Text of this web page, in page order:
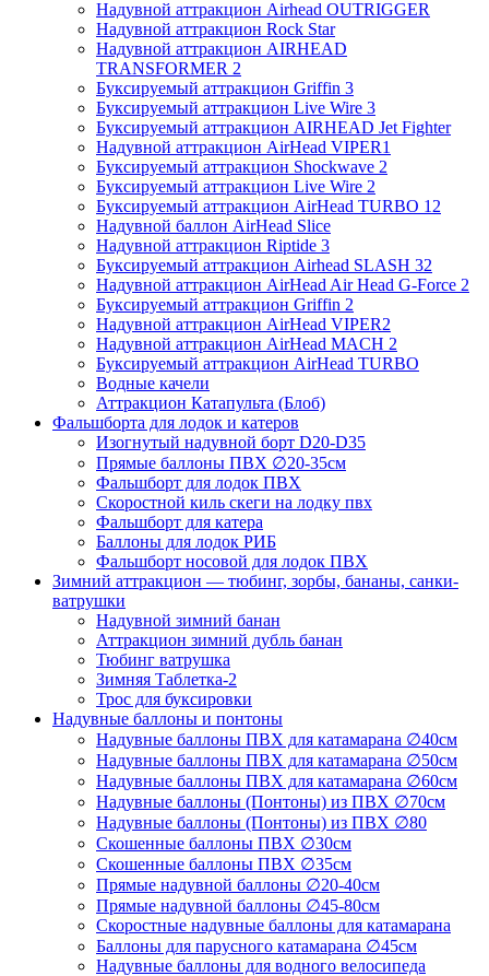
Надувной аттракцион Airhead OUTRIGGER
Надувной аттракцион Rock Star
Надувной аттракцион AIRHEAD
TRANSFORMER 2
Буксируемый аттракцион Griffin 3
Буксируемый аттракцион Live Wire 3
Буксируемый аттракцион AIRHEAD Jet Fighter
Надувной аттракцион AirHead VIPER1
Буксируемый аттракцион Shockwave 2
Буксируемый аттракцион Live Wire 2
Буксируемый аттракцион AirHead TURBO 12
Надувной баллон AirHead Slice
Надувной аттракцион Riptide 3
Буксируемый аттракцион Airhead SLASH 32
Надувной аттракцион AirHead Air Head G-Force 2
Буксируемый аттракцион Griffin 2
Надувной аттракцион AirHead VIPER2
Надувной аттракцион AirHead MACH 2
Буксируемый аттракцион AirHead TURBO
Водные качели
Аттракцион Катапульта (Блоб)
Фальшборта для лодок и катеров
Изогнутый надувной борт D20-D35
Прямые баллоны ПВХ ∅20-35см
Фальшборт для лодок ПВХ
Скоростной киль скеги на лодку пвх
Фальшборт для катера
Баллоны для лодок РИБ
Фальшборт носовой для лодок ПВХ
Зимний аттракцион — тюбинг, зорбы, бананы, санки-
ватрушки
Надувной зимний банан
Аттракцион зимний дубль банан
Тюбинг ватрушка
Зимняя Таблетка-2
Трос для буксировки
Надувные баллоны и понтоны
Надувные баллоны ПВХ для катамарана ∅40см
Надувные баллоны ПВХ для катамарана ∅50см
Надувные баллоны ПВХ для катамарана ∅60см
Надувные баллоны (Понтоны) из ПВХ ∅70см
Надувные баллоны (Понтоны) из ПВХ ∅80
Скошенные баллоны ПВХ ∅30см
Скошенные баллоны ПВХ ∅35см
Прямые надувной баллоны ∅20-40см
Прямые надувной баллоны ∅45-80см
Скоростные надувные баллоны для катамарана
Баллоны для парусного катамарана ∅45см
Надувные баллоны для водного велосипеда